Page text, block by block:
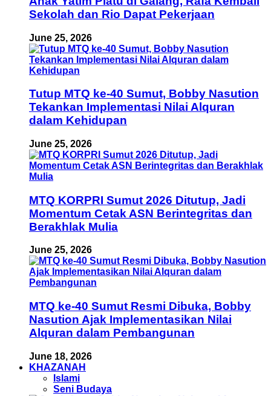
Sekolah dan Rio Dapat Pekerjaan
June 25, 2026
Tutup MTQ ke-40 Sumut, Bobby Nasution
Tekankan Implementasi Nilai Alquran
dalam Kehidupan
June 25, 2026
MTQ KORPRI Sumut 2026 Ditutup, Jadi
Momentum Cetak ASN Berintegritas dan
Berakhlak Mulia
June 25, 2026
MTQ ke-40 Sumut Resmi Dibuka, Bobby
Nasution Ajak Implementasikan Nilai
Alquran dalam Pembangunan
June 18, 2026
KHAZANAH
Islami
Seni Budaya